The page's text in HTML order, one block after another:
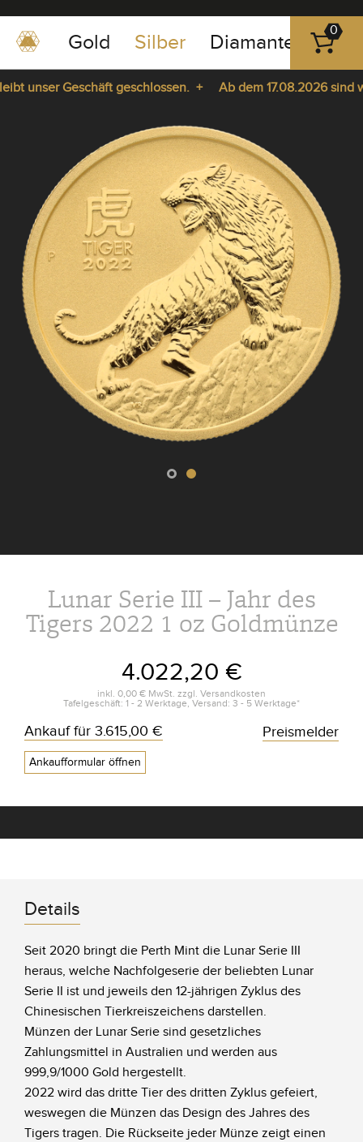
0351
-
43
Gold Silber Diamanten
0
unser Geschäft geschlossen. +
Ab dem 17.08.2026 sind
Lunar Serie III – Jahr des
Tigers 2022 1 oz Goldmünze
4.022,20 €
inkl. 0,00 € MwSt. zzgl. Versandkosten
Tafelgeschäft: 1 - 2 Werktage, Versand: 3 - 5 Werktage*
Ankauf für 3.615,00 €
Ankaufformular öffnen
Preismelder
Details
Seit 2020 bringt die Perth Mint die Lunar Serie III
heraus, welche Nachfolgeserie der beliebten Lunar
Serie II ist und jeweils den 12-jährigen Zyklus des
Chinesischen Tierkreiszeichens darstellen.
Münzen der Lunar Serie sind gesetzliches
Zahlungsmittel in Australien und werden aus
999,9/1000 Gold hergestellt.
2022 wird das dritte Tier des dritten Zyklus gefeiert,
weswegen die Münzen das Design des Jahres des
Tigers tragen. Die Rückseite jeder Münze zeigt einen